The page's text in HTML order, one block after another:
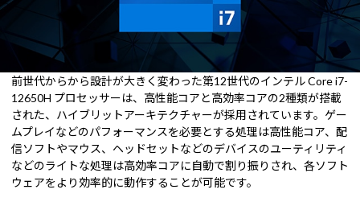
前世代からから設計が大きく変わった第12世代のインテル Core i7-
12650H プロセッサーは、高性能コアと高効率コアの2種類が搭載
された、ハイブリットアーキテクチャーが採用されています。ゲー
ムプレイなどのパフォーマンスを必要とする処理は高性能コア、配
信ソフトやマウス、ヘッドセットなどのデバイスのユーティリティ
などのライトな処理は高効率コアに自動で割り振りされ、各ソフト
ウェアをより効率的に動作することが可能です。